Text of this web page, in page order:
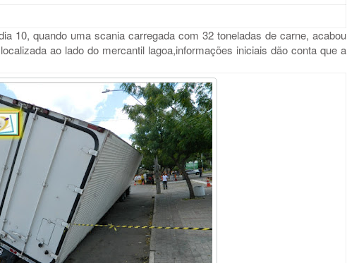
10, quando uma scania carregada com 32 toneladas de carne, acabou
ao lado do mercantil lagoa,informações iniciais dão conta que a